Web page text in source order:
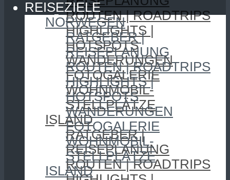
ROUTEN | ROADTRIPS
HIGHLIGHTS |
HOTSPOTS
WANDERUNGEN
FOTOGALERIE
WOHNMOBIL-
STELLPLÄTZE
ISLAND
RATGEBER |
REISEPLANUNG
ROUTEN | ROADTRIPS
REISEZIELE
NORWEGEN
RATGEBER |
REISEPLANUNG
ROUTEN | ROADTRIPS
HIGHLIGHTS |
HOTSPOTS
WANDERUNGEN
FOTOGALERIE
WOHNMOBIL-
STELLPLÄTZE
ISLAND